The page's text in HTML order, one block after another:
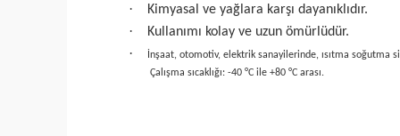
· Kimyasal ve yağlara karşı dayanıklıdır.
· Kullanımı kolay ve uzun ömürlüdür.
·
İnşaat, otomotiv, elektrik sanayilerinde, ısıtma soğutma
Çalışma sıcaklığı: -40 °C ile +80 °C arası.